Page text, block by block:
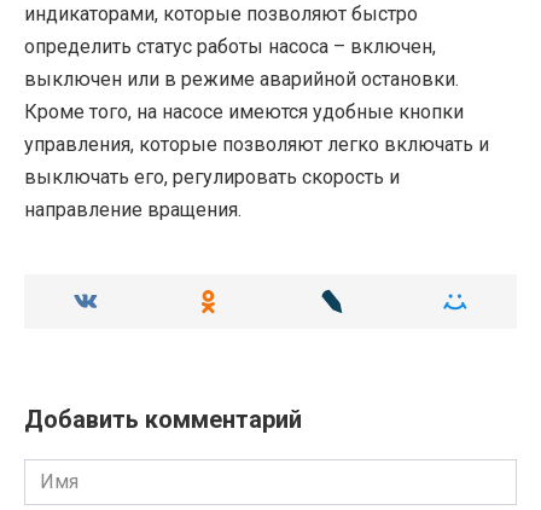
индикаторами, которые позволяют быстро
определить статус работы насоса – включен,
выключен или в режиме аварийной остановки.
Кроме того, на насосе имеются удобные кнопки
управления, которые позволяют легко включать и
выключать его, регулировать скорость и
направление вращения.
Добавить комментарий
Имя